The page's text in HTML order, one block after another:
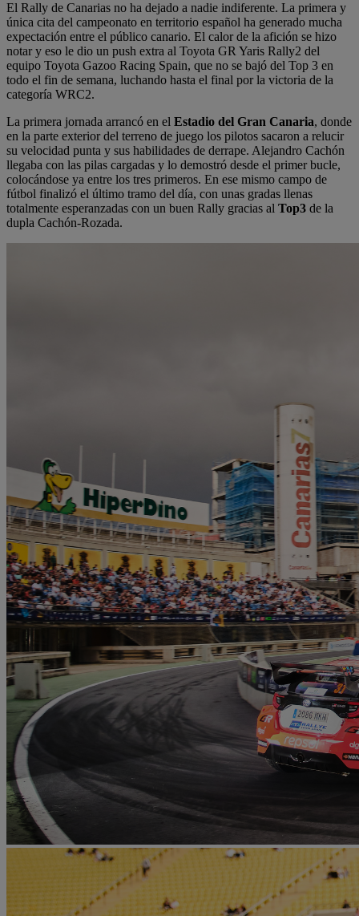
El Rally de Canarias no ha dejado a nadie indiferente. La primera y
única cita del campeonato en territorio español ha generado mucha
expectación entre el público canario. El calor de la afición se hizo
notar y eso le dio un push extra al Toyota GR Yaris Rally2 del
equipo Toyota Gazoo Racing Spain, que no se bajó del Top 3 en
todo el fin de semana, luchando hasta el final por la victoria de la
categoría WRC2.
La primera jornada arrancó en el Estadio del Gran Canaria, donde
en la parte exterior del terreno de juego los pilotos sacaron a relucir
su velocidad punta y sus habilidades de derrape. Alejandro Cachón
llegaba con las pilas cargadas y lo demostró desde el primer bucle,
colocándose ya entre los tres primeros. En ese mismo campo de
fútbol finalizó el último tramo del día, con unas gradas llenas
totalmente esperanzadas con un buen Rally gracias al Top3 de la
dupla Cachón-Rozada.